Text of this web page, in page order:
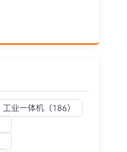
工业一体机（186）